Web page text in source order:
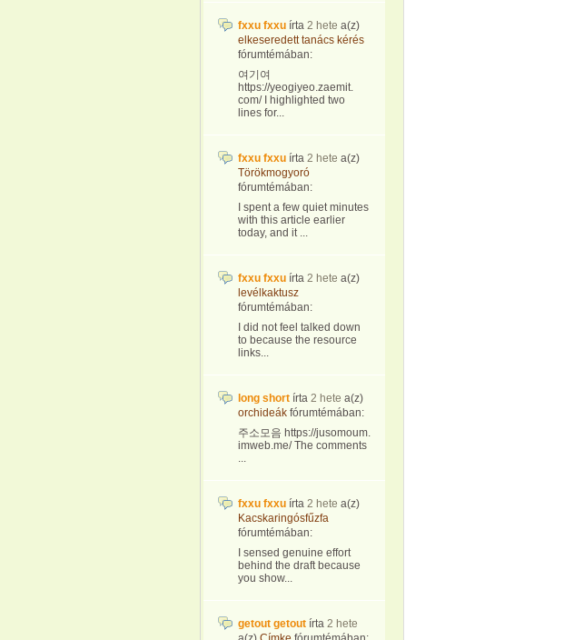
fxxu fxxu írta 2 hete a(z)
elkeseredett tanács kérés
fórumtémában:
여기여
https://yeogiyeo.zaemit.
com/ I highlighted two
lines for...
fxxu fxxu írta 2 hete a(z)
Törökmogyoró
fórumtémában:
I spent a few quiet minutes
with this article earlier
today, and it ...
fxxu fxxu írta 2 hete a(z)
levélkaktusz
fórumtémában:
I did not feel talked down
to because the resource
links...
long short írta 2 hete a(z)
orchideák fórumtémában:
주소모음 https://jusomoum.
imweb.me/ The comments
...
fxxu fxxu írta 2 hete a(z)
Kacskaringósfűzfa
fórumtémában:
I sensed genuine effort
behind the draft because
you show...
getout getout írta 2 hete